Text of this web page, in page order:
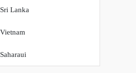
Sri Lanka
Vietnam
Saharaui